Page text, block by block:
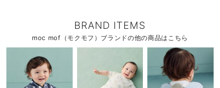
BRAND ITEMS
moc mof（モクモフ）ブランドの他の商品はこちら